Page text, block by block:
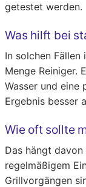
getestet werden.
Was hilft bei
In solchen
Menge Reiniger.
Wasser und eine
Ergebnis besser
Wie oft sollte
Das hängt
regelmäßigem
Grillvorgängen